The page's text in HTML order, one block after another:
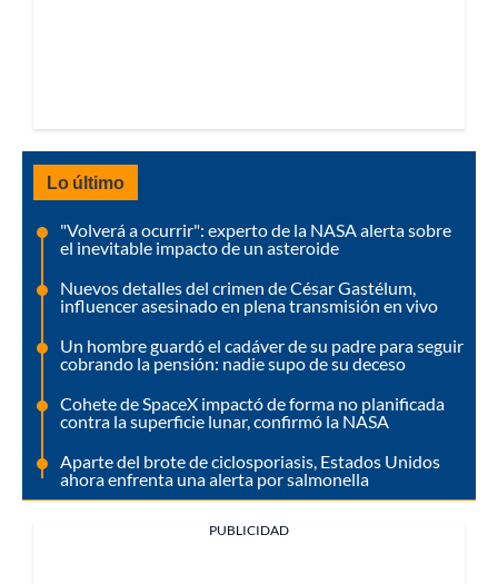
Lo último
"Volverá a ocurrir": experto de la NASA alerta sobre
el inevitable impacto de un asteroide
Nuevos detalles del crimen de César Gastélum,
influencer asesinado en plena transmisión en vivo
Un hombre guardó el cadáver de su padre para seguir
cobrando la pensión: nadie supo de su deceso
Cohete de SpaceX impactó de forma no planificada
contra la superficie lunar, confirmó la NASA
Aparte del brote de ciclosporiasis, Estados Unidos
ahora enfrenta una alerta por salmonella
PUBLICIDAD